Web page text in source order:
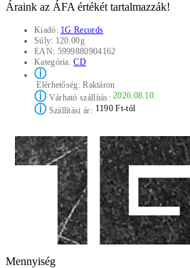
Áraink az ÁFA értékét tartalmazzák!
Kiadó: 1G Records
Súly: 120.00g
EAN: 5999880904162
Kategória:CD
ⓘ
Elérhetőség:Raktáron
ⓘVárható szállítás: 2026.08.10.
ⓘSzállítási ár: 1190 Ft-tól
Mennyiség